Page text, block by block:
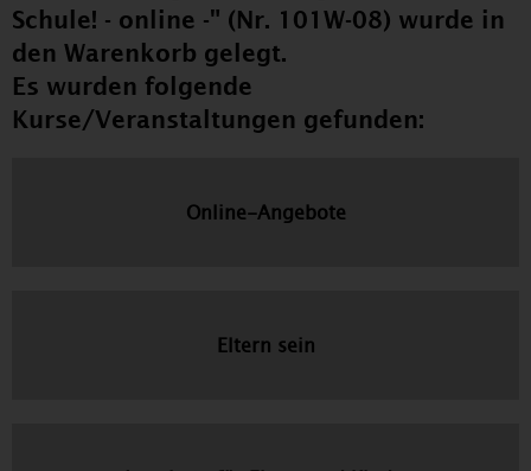
Schule! - online -" (Nr. 101W-08) wurde in
den Warenkorb gelegt.
Es wurden folgende
Kurse/Veranstaltungen gefunden:
Online-Angebote
Eltern sein